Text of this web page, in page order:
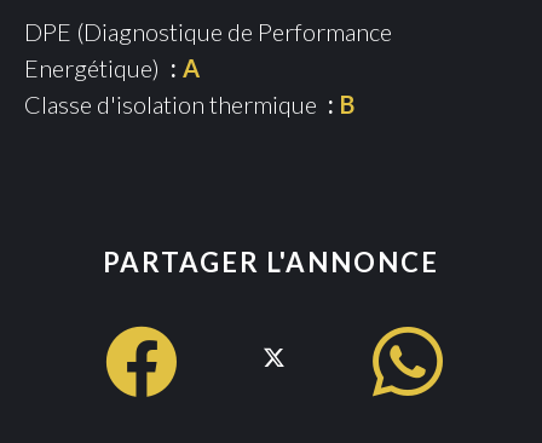
DPE (Diagnostique de Performance
Energétique)
A
Classe d'isolation thermique
B
PARTAGER L'ANNONCE